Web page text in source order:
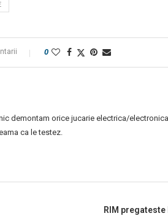
0
demontam orice jucarie electrica/
ca le testez.
RIM